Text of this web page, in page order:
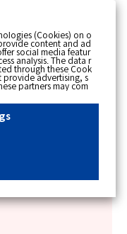
用量が見れない月
(Cookies) on o
content and ad
social media featur
analysis. The data r
through these Cook
provide advertising, s
partners may com
that you have provi
your use of their s
advertisemen
us on the internet.
you agree to the use
select your preferen
at any time by c
banner or through y
regarding the pr
DetailsPrivacy Polic